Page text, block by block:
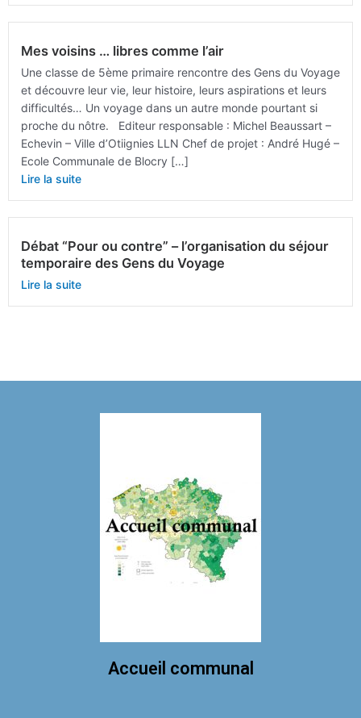
Mes voisins … libres comme l’air
Une classe de 5ème primaire rencontre des Gens du Voyage
et découvre leur vie, leur histoire, leurs aspirations et leurs
difficultés… Un voyage dans un autre monde pourtant si
proche du nôtre. Editeur responsable : Michel Beaussart –
Echevin – Ville d’Otiignies LLN Chef de projet : André Hugé –
Ecole Communale de Blocry […]
Lire la suite
Débat “Pour ou contre” – l’organisation du séjour
temporaire des Gens du Voyage
Lire la suite
Accueil communal